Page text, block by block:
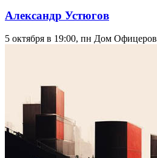
Александр Устюгов
5 октября в 19:00, пн Дом Офицеров